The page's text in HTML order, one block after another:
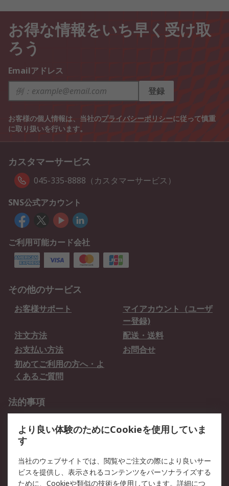
お得な情報をいち早く受け取
ろう
Emailアドレス
登録
お客様の個人情報は、当社のプライバシーポリシーに従って慎重
に取り扱いを行います。
カスタマーサービス
045-335-8888（カスタマーサービス）
SNS公式アカウント
ご利用可能カード会社
その他のサービス
お客様サポート
マイアカウント（ユーザ
ー登録)
注文方法
配送・送料
お支払い方法
お問合せ
初めてご利用の方へ・よ
くあるご質問
法的事項
クッキーポリシー
RSについて
会社概要 採用情報
より良い体験のためにCookieを使用していま
す
当社のウェブサイトでは、閲覧やご注文の際により良いサー
ビスを提供し、表示されるコンテンツをパーソナライズする
ために、Cookieや類似の技術を使用しています。詳細につ